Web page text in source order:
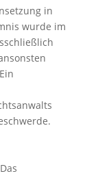
in
wurde im